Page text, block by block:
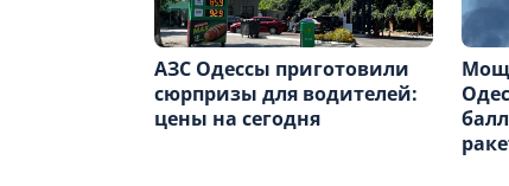
АЗС Одессы приготовили
сюрпризы для водителей:
цены на сегодня